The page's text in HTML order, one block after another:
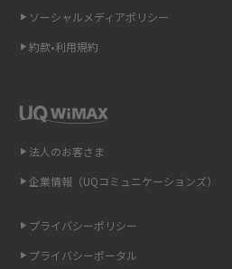
リプライ機能とは？LINE、X（旧Twitter）、
インスタのDMの送り方は？便利機能の使い
Bluetooth®とは？Wi-Fiとの違いやスマホ・
紹介
ソーシャルメディアポリシー
約款•利用規約
法人のお客さま
企業情報（UQコミュニケーションズ）
プライバシーポリシー
プライバシーポータル